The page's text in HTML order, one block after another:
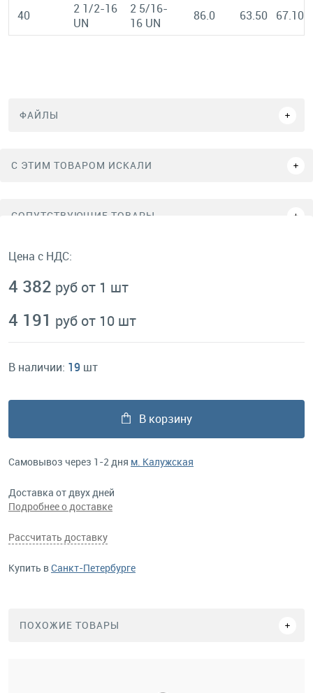
40
2 1/2-16
UN
2 5/16-
16 UN
86.0 63.50 67.10
ФАЙЛЫ
C ЭТИМ ТОВАРОМ ИСКАЛИ
СОПУТСТВУЮЩИЕ ТОВАРЫ
Цена с НДС:
4 382 руб от 1 шт
4 191 руб от 10 шт
В наличии: 19 шт
В корзину
Самовывоз через 1-2 дня м. Калужская
Доставка от двух дней
Подробнее о доставке
Рассчитать доставку
Купить вСанкт-Петербурге
ПОХОЖИЕ ТОВАРЫ